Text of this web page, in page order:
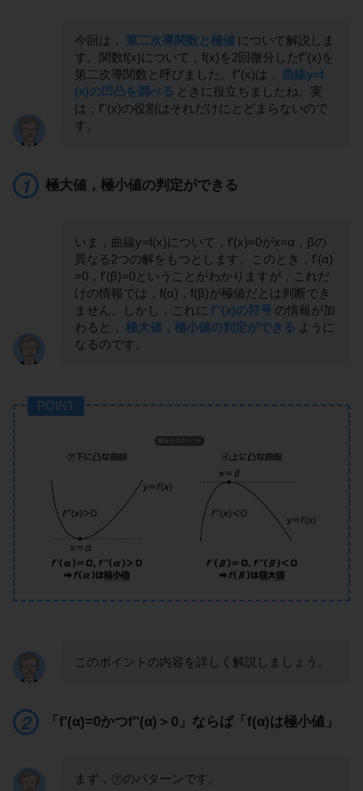
今回は， 第二次導関数と極値 について解説しま
す。関数f(x)について，f(x)を2回微分したf''(x)を
第二次導関数と呼びました。f''(x)は，
曲線y=f
(x)の凹凸を調べる ときに役立ちましたね。実
は，f''(x)の役割はそれだけにとどまらないので
す。
極大値，極小値の判定ができる
いま，曲線y=f(x)について，f'(x)=0がx=α，βの
異なる2つの解をもつとします。このとき，f'(α)
=0，f'(β)=0ということがわかりますが，これだ
けの情報では，f(α)，f(β)が極値だとは判断でき
ません。しかし，これに f''(x)の符号 の情報が加
わると， 極大値，極小値の判定ができる ように
なるのです。
POINT
このポイントの内容を詳しく解説しましょう。
「f'(α)=0かつf''(α)＞0」ならば「f(α)は極小値」
まず，㋐のパターンです。